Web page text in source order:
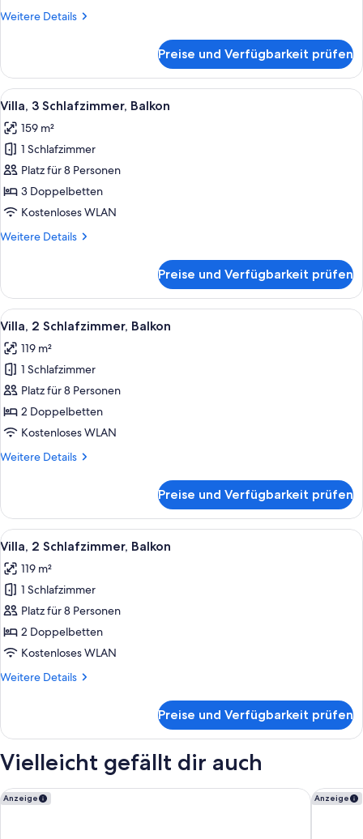
anzeigen
Weitere Details
Weitere
3 Schlafzimmer,
Balkon
(Hearing
Preise und Verfügbarkeit prüfen
Alle
Fotos
für
Villa,
3 Schlafzimmer,
Balkon
anzeigen
Ein Hotelzimmer mit Essbereich,
10
Villa, 3 Schlafzimmer, Balkon
159 m²
1 Schlafzimmer
Platz für 8 Personen
3 Doppelbetten
Kostenloses WLAN
Weitere Details
Weitere
3 Schlafzimmer,
Balkon
Preise und Verfügbarkeit prüfen
Alle
Fotos
für
Villa,
2 Schlafzimmer,
Balkon
anzeigen
Ein Hotelzimmer mit einer Couch,
8
Villa, 2 Schlafzimmer, Balkon
119 m²
1 Schlafzimmer
Platz für 8 Personen
2 Doppelbetten
Kostenloses WLAN
Weitere Details
Weitere
2 Schlafzimmer,
Balkon
Preise und Verfügbarkeit prüfen
Alle
Fotos
für
Villa,
2 Schlafzimmer,
Balkon
anzeigen
Eine moderne Küche mit einem
8
Villa, 2 Schlafzimmer, Balkon
119 m²
1 Schlafzimmer
Platz für 8 Personen
2 Doppelbetten
Kostenloses WLAN
Weitere Details
Weitere
2 Schlafzimmer,
Preise und Verfügbarkeit prüfen
Vielleicht gefällt dir auch
Anzeige
Sheraton Vistana Villages Resort Villas, I-Drive/OrlandoAnzeige
Marriott